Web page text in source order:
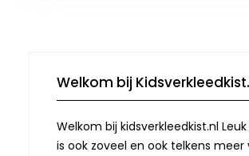
Welkom bij Kidsverkleedkist.
Welkom bij kidsverkleedkist.nl
is ook zoveel en ook telkens